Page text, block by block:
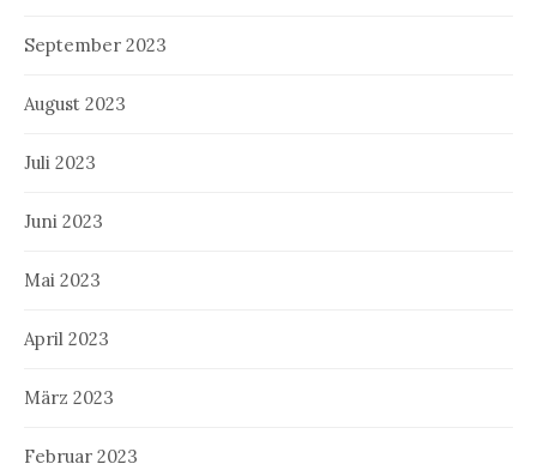
September 2023
August 2023
Juli 2023
Juni 2023
Mai 2023
April 2023
März 2023
Februar 2023